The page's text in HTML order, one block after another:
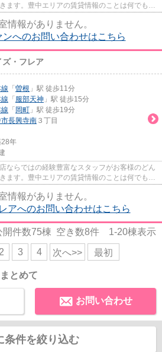
ます。豊中エリアの賃貸情報のことは何でもお
情報がありません。
ンへのお問い合わせはこちら
ズ・フレア
「 曽根 」駅 徒歩11分
「 服部天神 」駅 徒歩15分
「 岡町 」駅 徒歩19分
市長興寺南 ３丁目
28年
ならではの経験豊富なスタッフがお客様のどん
ます。豊中エリアの賃貸情報のことは何でもお
情報がありません。
アへのお問い合わせはこちら
開件数75棟 空き数8件 1-20棟表示
2 3 4 次へ>> 最初
とめて
お問い合わせ
条件を絞り込む